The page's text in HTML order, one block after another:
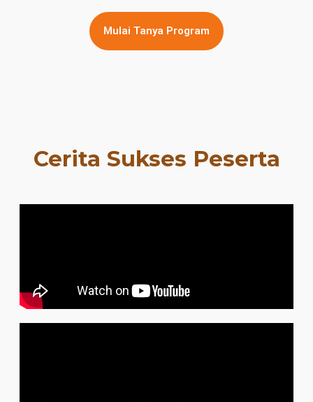
Mulai Tanya Program
Cerita Sukses Peserta